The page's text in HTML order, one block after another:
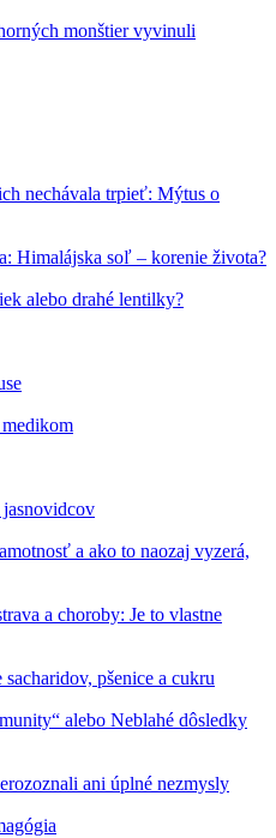
monštier vyvinuli
nechávala trpieť: Mýtus o
Himalájska soľ – korenie života?
alebo drahé lentilky?
a ako to naozaj vyzerá,
a choroby: Je to vlastne
pšenice a cukru
alebo Neblahé dôsledky
ani úplné nezmysly